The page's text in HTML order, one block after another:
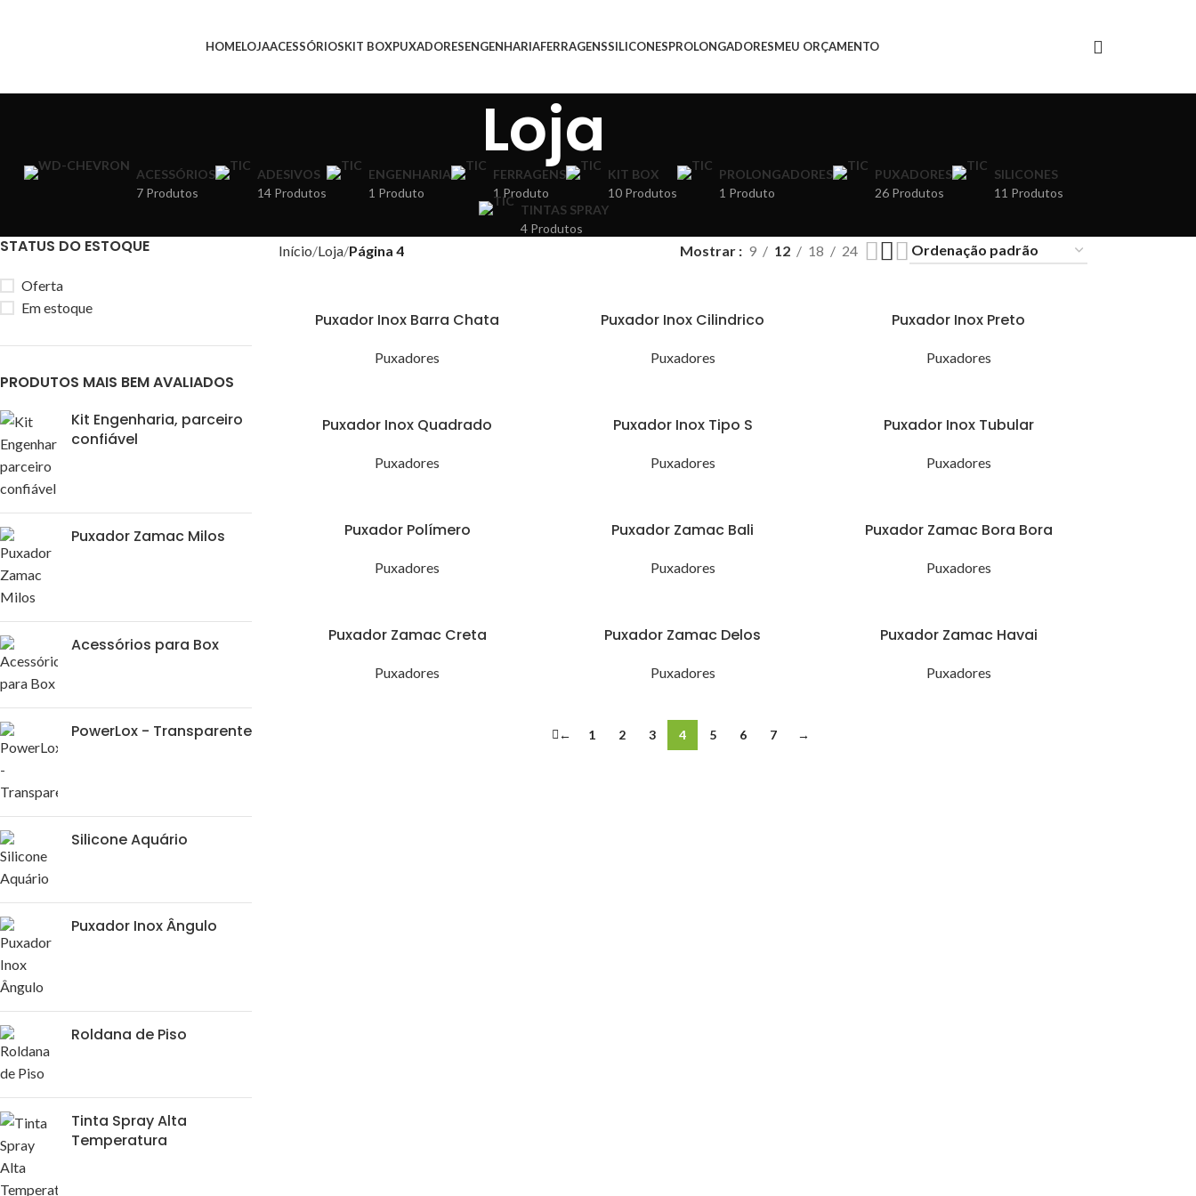
HOMELOJAACESSÓRIOSKIT BOXPUXADORESENGENHARIAFERRAGENSSILICONESPROLONGADORESMEU ORÇAMENTO
Loja
ACESSÓRIOS
7 Produtos
ADESIVOS
14 Produtos
ENGENHARIA
1 Produto
FERRAGENS
1 Produto
KIT BOX
10 Produtos
PROLONGADORES
1 Produto
PUXADORES
26 Produtos
SILICONES
11 Produtos
TINTAS SPRAY
4 Produtos
STATUS DO ESTOQUE
Oferta
Em estoque
PRODUTOS MAIS BEM AVALIADOS
Kit Engenharia, parceiro
confiável
Puxador Zamac Milos
Acessórios para Box
PowerLox - Transparente
Silicone Aquário
Puxador Inox Ângulo
Roldana de Piso
Tinta Spray Alta
Temperatura
Início Loja Página 4 Mostrar 9 12 18 24
Puxador Inox Barra Chata
Puxadores
Puxador Inox Cilindrico
Puxadores
Puxador Inox Preto
Puxadores
Puxador Inox Quadrado
Puxadores
Puxador Inox Tipo S
Puxadores
Puxador Inox Tubular
Puxadores
Puxador Polímero
Puxadores
Puxador Zamac Bali
Puxadores
Puxador Zamac Bora Bora
Puxadores
Puxador Zamac Creta
Puxadores
Puxador Zamac Delos
Puxadores
Puxador Zamac Havai
Puxadores
← 1 2 3 4 5 6 7 →